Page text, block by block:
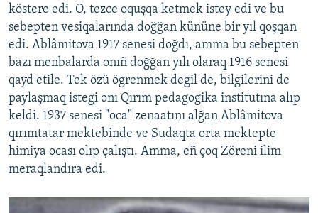
köstere edi. O, tezce oquşqa ketmek istey edi ve bu
sebepten vesiqalarında doğğan kününe bir yıl qoşqan
edi. Ablâmitova 1917 senesi doğdı, amma bu sebepten
bazı menbalarda onıñ doğğan yılı olaraq 1916 senesi
qayd etile. Tek özü ögrenmek degil de, bilgilerini de
paylaşmaq istegi onı Qırım pedagogika institutına alıp
keldi. 1937 senesi "oca" zenaatını alğan Ablâmitova
qırımtatar mektebinde ve Sudaqta orta mektepte
himiya ocası olıp çalıştı. Amma, eñ çoq Zöreni ilim
meraqlandıra edi.